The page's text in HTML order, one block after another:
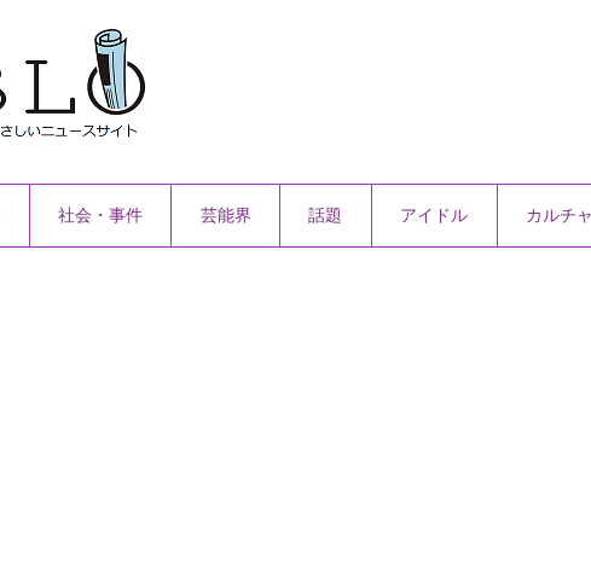
社会・事件 芸能界 話題 アイドル カルチ